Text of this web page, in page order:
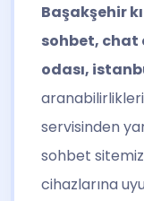
Başakşehir
sohbet, chat
odası,
servisinden
sohbet
cihazlarına